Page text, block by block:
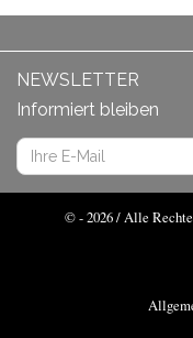
NEWSLETTER
Informiert bleiben
© - 2026 / Alle